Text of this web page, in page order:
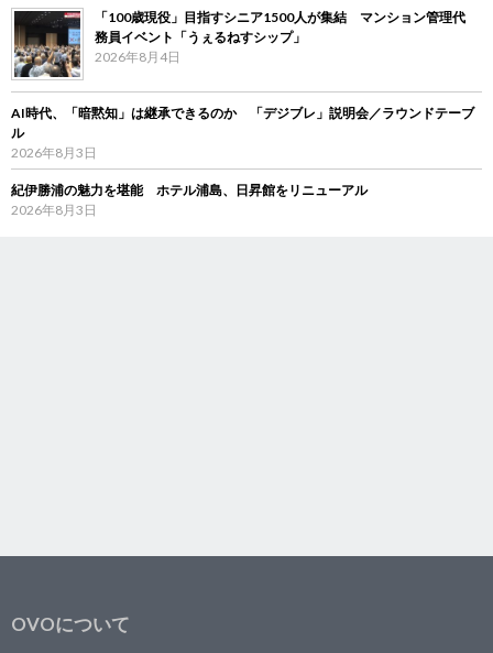
「100歳現役」目指すシニア1500人が集結 マンション管理代
務員イベント「うぇるねすシップ」
2026年8月4日
AI時代、「暗黙知」は継承できるのか 「デジブレ」説明会／ラウンドテーブ
ル
2026年8月3日
紀伊勝浦の魅力を堪能 ホテル浦島、日昇館をリニューアル
2026年8月3日
OVOについて